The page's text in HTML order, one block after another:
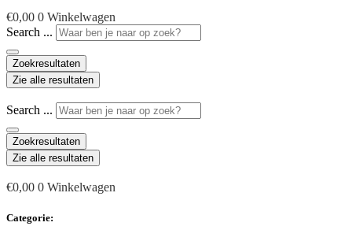
€0,00 0 Winkelwagen
Search ...
Zoekresultaten
Zie alle resultaten
Search ...
Zoekresultaten
Zie alle resultaten
€0,00 0 Winkelwagen
Categorie: